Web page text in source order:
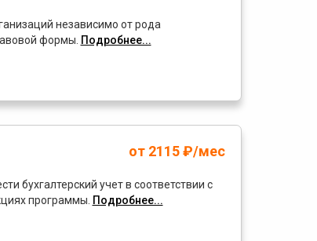
независимо от рода
формы. Подробнее...
от 2115 ₽/мес
бухгалтерский учет в соответствии с
программы. Подробнее...